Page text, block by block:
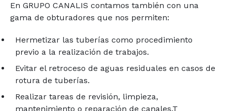
En GRUPO CANALIS contamos también con una
gama de obturadores que nos permiten:
Hermetizar las tuberías como procedimiento
previo a la realización de trabajos.
Evitar el retroceso de aguas residuales en casos de
rotura de tuberías.
Realizar tareas de revisión, limpieza,
mantenimiento o reparación de canales.T